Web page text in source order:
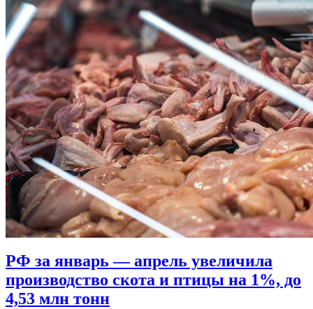
РФ за январь — апрель увеличила
производство скота и птицы на 1%, до
4,53 млн тонн